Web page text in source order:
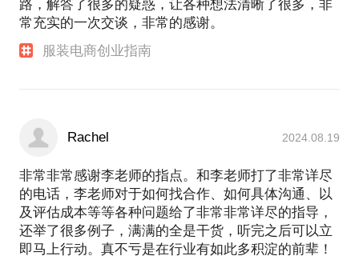
路，解答了很多的疑惑，让各种想法清晰了很多，非
常充实的一次交谈，非常的感谢。
服装电商创业指南
Rachel 2024.08.19
非常非常感谢李老师的指点。和李老师打了非常详尽
的电话，李老师对于如何找合作、如何具体沟通、以
及评估成本等等各种问题给了非常非常详尽的指导，
还举了很多例子，满满的全是干货，听完之后可以立
即马上行动。真不亏是在行业有如此多积淀的前辈！